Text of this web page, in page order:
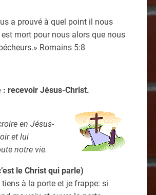
a prouvé à quel point il nous
mort pour nous alors que nous
Romains 5:8
: recevoir Jésus-Christ.
en Jésus-
et lui
notre vie.
le Christ qui parle)
tiens à la porte et je frappe: si